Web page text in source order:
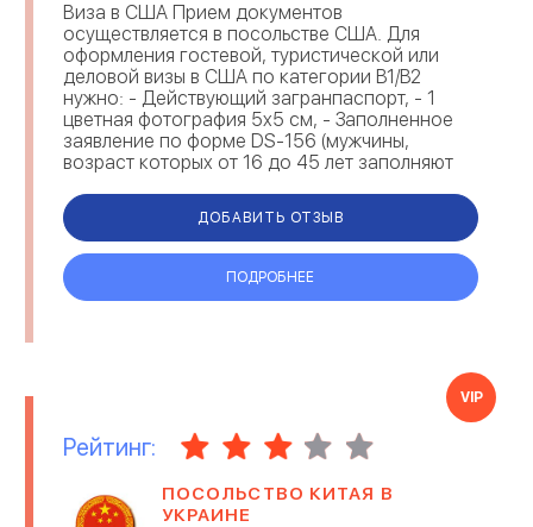
Виза в США Прием документов
осуществляется в посольстве США. Для
оформления гостевой, туристической или
деловой визы в США по категории B1/B2
нужно: - Действующий загранпаспорт, - 1
цветная фотография 5х5 см, - Заполненное
заявление по форме DS-156 (мужчины,
возраст которых от 16 до 45 лет заполняют
заполнятся на каждого, вне ...
ДОБАВИТЬ ОТЗЫВ
ПОДРОБНЕЕ
VIP
Рейтинг:
ПОСОЛЬСТВО КИТАЯ В
УКРАИНЕ